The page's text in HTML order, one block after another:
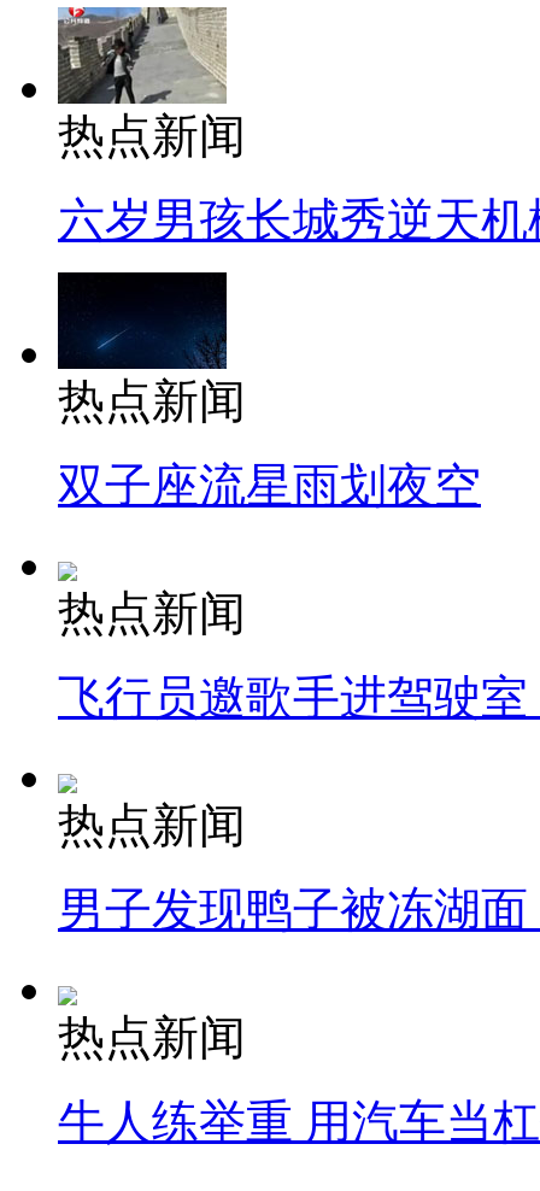
热点新闻
六岁男孩长城秀逆天机
热点新闻
双子座流星雨划夜空
热点新闻
飞行员邀歌手进驾驶
热点新闻
男子发现鸭子被冻湖
热点新闻
牛人练举重 用汽车当